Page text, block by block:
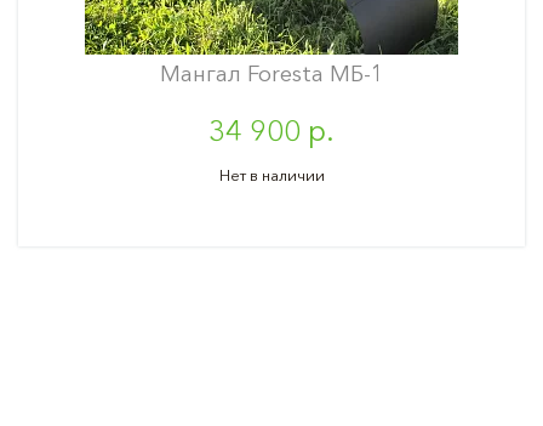
Мангал Foresta МБ-1
34 900 р.
Нет в наличии